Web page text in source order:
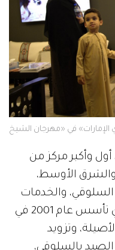
الإمارات» في «مهرجان الشيخ
وأكبر مركز من
الأوسط،
والخدمات
المُتنوّعة التي يوفرها المركز الذي تأسس عام 2001 في
وتزويد